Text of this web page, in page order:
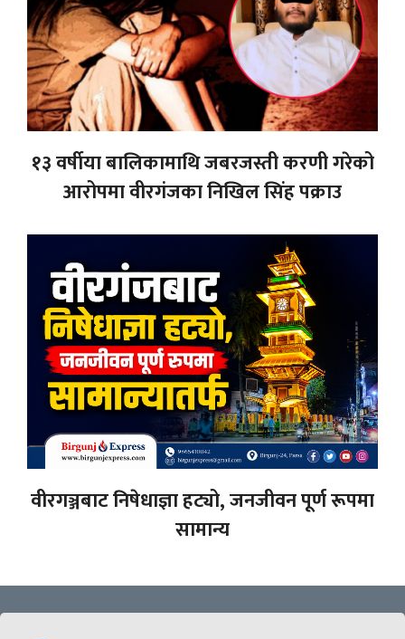
१३ वर्षीया बालिकामाथि जबरजस्ती करणी गरेको
आरोपमा वीरगंजका निखिल सिंह पक्राउ
वीरगञ्जबाट निषेधाज्ञा हट्यो, जनजीवन पूर्ण रूपमा
सामान्य